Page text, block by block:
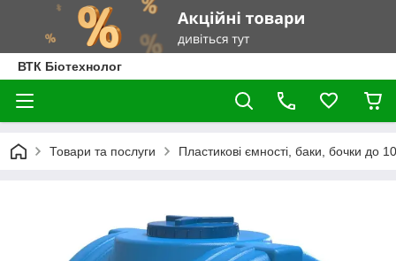
ВТК Біотехнолог
Товари та послуги Пластикові ємності, баки, бочки до